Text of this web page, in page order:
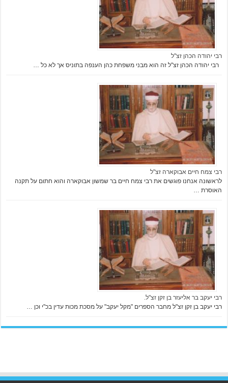
רבי יהודה הכהן זצ"ל
רבי יהודה הכהן זצ"ל זה הוא מבני משפחת כהן הענפה בתוניס אך לא כל …
רבי צמח חיים אבוקארה זצ"ל
לראשונה אנחנו פוגשים את רבי צמח חיים בר שמשון אבוקארה והוא חתום על תקנה
האוסרת …
רבי יעקב בר אליעזר בן זקן זצ"ל.
רבי יעקב בן זקן זצ"ל מחבר הספרים "מקל יעקב" על מסכת מכות עדין בכ"י וכן …